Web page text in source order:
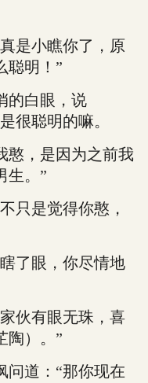
是小瞧你了，原
聪明！”
白眼，说
很聪明的嘛。
，是因为之前我
生。”
是觉得你憨，
了眼，你尽情地
伙有眼无珠，喜
陶）。”
道：“那你现在